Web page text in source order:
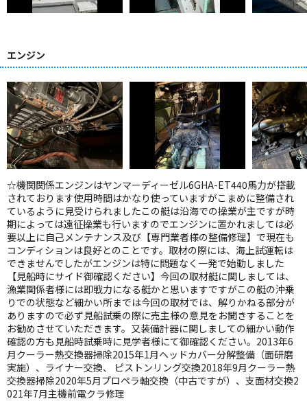
エンジン
☆機関関係エンジンはヤンマーディーゼル6GHA-ET440馬力が搭載
されております使用時間はかなり使っていますがこまめに整備され
ているように見受けられましたこの艇は沿海での操業が主ですが時
期によっては遠征操業も行いますのでエンジンに置かれましては必
要以上に自己メンテナンス及び【専門業者様の整備修理】で現在も
コンディションは良好とのことです。取材の際には、海上試運転は
できませんでしたがエンジンは特に問題なく一発で始動しました
【見船時にサイド御確認ください】今回の取材艇に関しましては、
漁業関係者様には即戦力になる艇かと思いますですがこの艇の沖乗
りでの状態など細かい所までは今回の取材では、解りかねる部分が
ありますので必ず見船試乗の際に売主様の意見をお聞きすることを
お勧めさせていただきます。又装備計器に関しましての細かい動作
確認の方も見船時試乗時に見学者様にて御確認ください。2013年6
月クーラー熱交換器掃除2015年1月ヘッドカバー分解整備（面研磨
実施）、ライナー交換、 ピストンリング交換2018年9月クーラー熱
交換器掃除2020年5月プロペラ軸交換（中古ですが）、支面材交換2
021年7月主機前電クラ修理